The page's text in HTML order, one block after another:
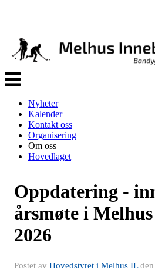
Veksle
navigasjon
Nyheter
Kalender
Kontakt oss
Organisering
Om oss
Hovedlaget
Oppdatering -
årsmøte i
2026
Postet av Hovedstyret i Melhus ILden